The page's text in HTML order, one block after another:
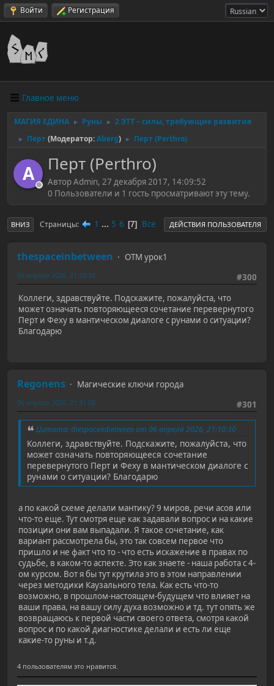
Войти Регистрация
Главное меню
МАГИЯ ЕДИНА ► Руны ► 2 ЭТТ – силы, требующие развития
► Перт(Модератор:Aberg) ► Перт (Perthro)
A Перт (Perthro)
Автор Admin, 27 декабря 2017, 14:09:52
0 Пользователи и 1 гость просматривают эту тему.
ВНИЗ Страницы 1 ... 5 6 7 Все ДЕЙСТВИЯ ПОЛЬЗОВАТЕЛЯ
thespaceinbetween
ОТМ урок1
#300
06 апреля 2026, 21:10:30
Коллеги, здравствуйте. Подскажите, пожалуйста, что
может означать повторяющееся сочетание перевернутого
Перт и Феху в мантическом диалоге с рунами о ситуации?
Благодарю
Regonens
Магические ключи города
#301
06 апреля 2026, 21:31:08
Цитата: thespaceinbetween от 06 апреля 2026, 21:10:30
Коллеги, здравствуйте. Подскажите, пожалуйста, что
может означать повторяющееся сочетание
перевернутого Перт и Феху в мантическом диалоге с
рунами о ситуации? Благодарю
а по какой схеме делали мантику? 9 миров, речи асов или
что-то еще. Тут смотря еще как задавали вопрос и на какие
позиции они вам выпадали. Я такое сочетание, как
вариант рассмотрела бы, это так совсем первое что
пришло и не факт что то - что есть искажение в правах по
судьбе, в каком-то аспекте. Это как знаете - наша работа с 4-
ом курсом. Вот я бы тут крутила это в этом направлении
через методики Каузального тела. Как есть что-то
возможно, в прошлом-настоящем-будущем что влияет на
ваши права, на вашу силу духа возможно и тд. тут опять же
возвращаюсь к первой части своего ответа, смотря какой
вопрос и по какой диагностике делали и есть ли еще
какие-то руны и т.д.
4 пользователям это нравится.